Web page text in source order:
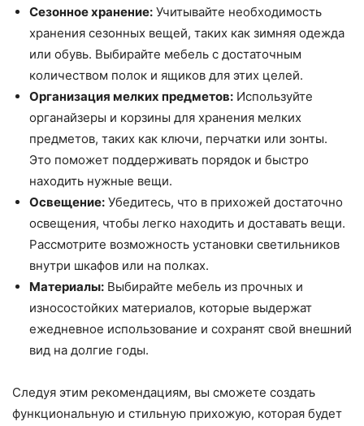
Сезонное хранение: Учитывайте необходимость
хранения сезонных вещей, таких как зимняя одежда
или обувь. Выбирайте мебель с достаточным
количеством полок и ящиков для этих целей.
Организация мелких предметов: Используйте
органайзеры и корзины для хранения мелких
предметов, таких как ключи, перчатки или зонты.
Это поможет поддерживать порядок и быстро
находить нужные вещи.
Освещение: Убедитесь, что в прихожей достаточно
освещения, чтобы легко находить и доставать вещи.
Рассмотрите возможность установки светильников
внутри шкафов или на полках.
Материалы: Выбирайте мебель из прочных и
износостойких материалов, которые выдержат
ежедневное использование и сохранят свой внешний
вид на долгие годы.
Следуя этим рекомендациям, вы сможете создать
функциональную и стильную прихожую, которая будет